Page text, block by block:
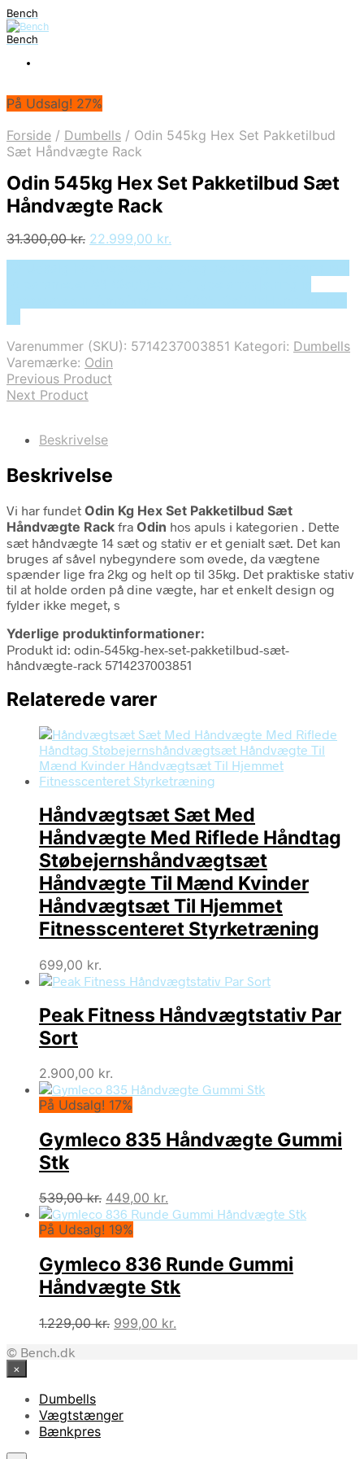
Bench
Bench
På Udsalg! 27%
Forside / Dumbells / Odin 545kg Hex Set Pakketilbud
Sæt Håndvægte Rack
Odin 545kg Hex Set Pakketilbud Sæt
Håndvægte Rack
31.300,00kr. Den
22.999,00 kr.
Varenummer (SKU): 5714237003851 Kategori: Dumbells
Varemærke: Odin
Previous Product
Next Product
Beskrivelse
Beskrivelse
Vi har fundet Odin Kg Hex Set Pakketilbud Sæt
Håndvægte Rack fra Odin hos apuls i kategorien . Dette
sæt håndvægte 14 sæt og stativ er et genialt sæt. Det kan
bruges af såvel nybegyndere som øvede, da vægtene
spænder lige fra 2kg og helt op til 35kg. Det praktiske stativ
til at holde orden på dine vægte, har et enkelt design og
fylder ikke meget, s
Yderlige produktinformationer:
Produkt id: odin-545kg-hex-set-pakketilbud-sæt-
håndvægte-rack 5714237003851
Relaterede varer
Håndvægtsæt Sæt Med
Håndvægte Med Riflede Håndtag
Støbejernshåndvægtsæt
Håndvægte Til Mænd Kvinder
Håndvægtsæt Til Hjemmet
Fitnesscenteret Styrketræning
699,00 kr.
Peak Fitness Håndvægtstativ Par
Sort
2.900,00 kr.
På Udsalg! 17%
Gymleco 835 Håndvægte Gummi
Stk
539,00kr. Den
oprindelige
pris
539,00 kr..
449,00 kr.
aktuelle
449,00 kr..
På Udsalg! 19%
Gymleco 836 Runde Gummi
Håndvægte Stk
1.229,00kr. Den
999,00 kr.
© Bench.dk
×
Dumbells
Vægtstænger
Bænkpres